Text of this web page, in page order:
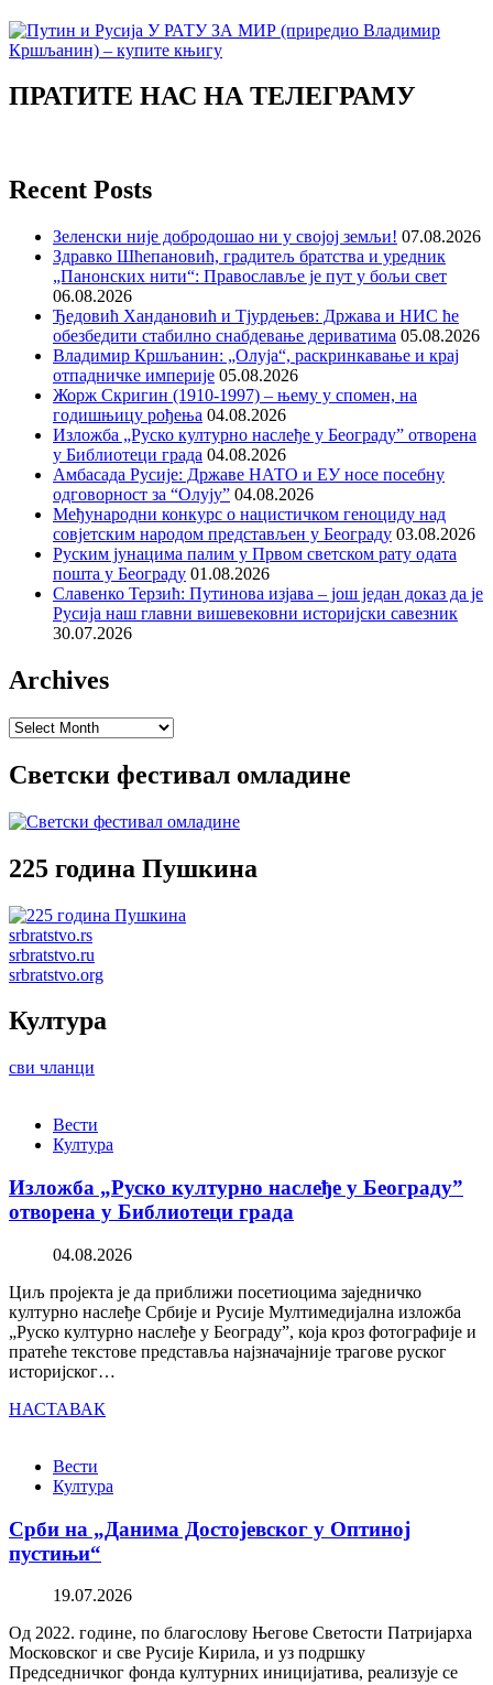
ПРАТИТЕ НАС НА ТЕЛЕГРАМУ
Recent Posts
Зеленски није добродошао ни у својој земљи! 07.08.2026
Здравко Шћепановић, градитељ братства и уредник
„Панонских нити“: Православље је пут у бољи свет
06.08.2026
Ђедовић Хандановић и Тјурдењев: Држава и НИС ће
обезбедити стабилно снабдевање дериватима 05.08.2026
Владимир Кршљанин: „Олуја“, раскринкавање и крај
отпадничке империје 05.08.2026
Жорж Скригин (1910-1997) – њему у спомен, на
годишњицу рођења 04.08.2026
Изложба „Руско културно наслеђе у Београду” отворена
у Библиотеци града 04.08.2026
Амбасада Русије: Државе НАТО и ЕУ носе посебну
одговорност за “Олују” 04.08.2026
Међународни конкурс о нацистичком геноциду над
совјетским народом представљен у Београду 03.08.2026
Руским јунацима палим у Првом светском рату одата
пошта у Београду 01.08.2026
Славенко Терзић: Путинова изјава – још један доказ да је
Русија наш главни вишевековни историјски савезник
30.07.2026
Archives
Archives
Светски фестивал омладине
225 година Пушкина
srbratstvo.rs
srbratstvo.ru
srbratstvo.org
Култура
сви чланци
Вести
Култура
Изложба „Руско културно наслеђе у Београду”
отворена у Библиотеци града
04.08.2026
Циљ пројекта је да приближи посетиоцима заједничко
културно наслеђе Србије и Русије Мултимедијална изложба
„Руско културно наслеђе у Београду”, која кроз фотографије и
пратеће текстове представља најзначајније трагове руског
историјског…
НАСТАВАК
Вести
Култура
Срби на „Данима Достојевског у Оптиној
пустињи“
19.07.2026
Од 2022. године, по благослову Његове Светости Патријарха
Московског и све Русије Кирила, и уз подршку
Председничког фонда културних иницијатива, реализује се